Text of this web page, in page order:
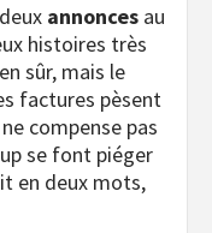
annonces au
histoires très
sûr, mais le
factures pèsent
compense pas
se font piéger
en deux mots,